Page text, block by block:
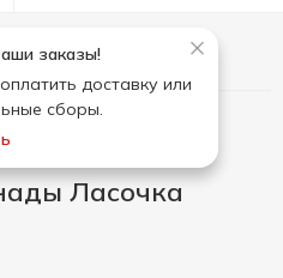
заказы!
доставку или
сборы.
Заправки и маринады
Ласочка